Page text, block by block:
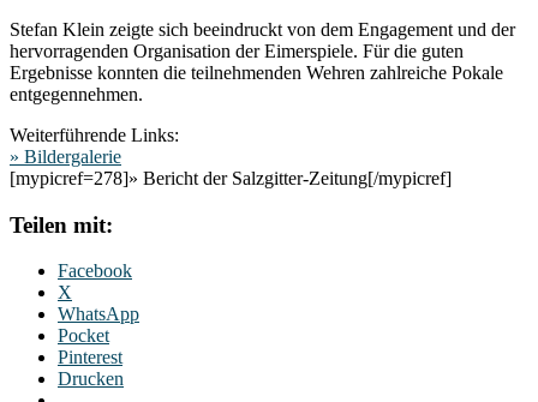
Stefan Klein zeigte sich beeindruckt von dem Engagement und der
hervorragenden Organisation der Eimerspiele. Für die guten
Ergebnisse konnten die teilnehmenden Wehren zahlreiche Pokale
entgegennehmen.
Weiterführende Links:
» Bildergalerie
[mypicref=278]» Bericht der Salzgitter-Zeitung[/mypicref]
Teilen mit:
Facebook
X
WhatsApp
Pocket
Pinterest
Drucken